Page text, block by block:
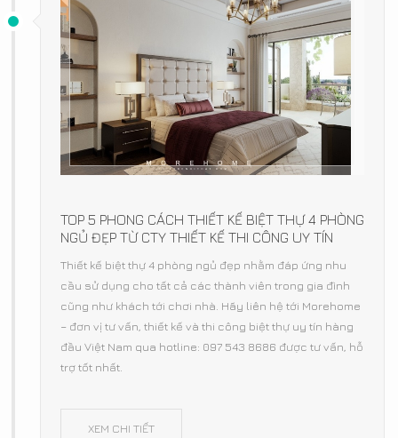
TOP 5 PHONG CÁCH THIẾT KẾ BIỆT THỰ 4 PHÒNG
NGỦ ĐẸP TỪ CTY THIẾT KẾ THI CÔNG UY TÍN
Thiết kế biệt thự 4 phòng ngủ đẹp nhằm đáp ứng nhu
cầu sử dụng cho tất cả các thành viên trong gia đình
cũng như khách tới chơi nhà. Hãy liên hệ tới Morehome
– đơn vị tư vấn, thiết kế và thi công biệt thự uy tín hàng
đầu Việt Nam qua hotline: 097 543 8686 được tư vấn, hỗ
trợ tốt nhất.
XEM CHI TIẾT